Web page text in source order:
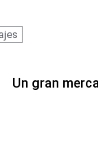
Un gran